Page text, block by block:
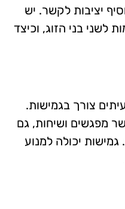
יציבות לקשר. יש
לשני בני הזוג, וכיצד
צורך בגמישות.
מפגשים ושיחות, גם
גמישות יכולה למנוע